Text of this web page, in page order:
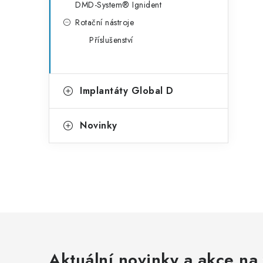
DMD-System® Ignident
Rotační nástroje
Příslušenství
Implantáty Global D
Novinky